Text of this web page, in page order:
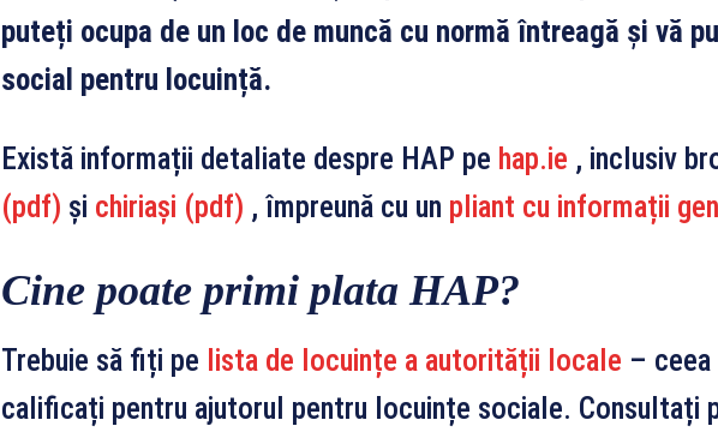
puteți ocupa de un loc de muncă cu normă întreagă și vă
social pentru locuință.
Există informații detaliate despre HAP pe hap.ie , inclusiv
(pdf) și chiriași (pdf) , împreună cu un pliant cu informații
Cine poate primi plata HAP?
Trebuie să fiți pe lista de locuințe a autorității locale – ceea
calificați pentru ajutorul pentru locuințe sociale. Consultați